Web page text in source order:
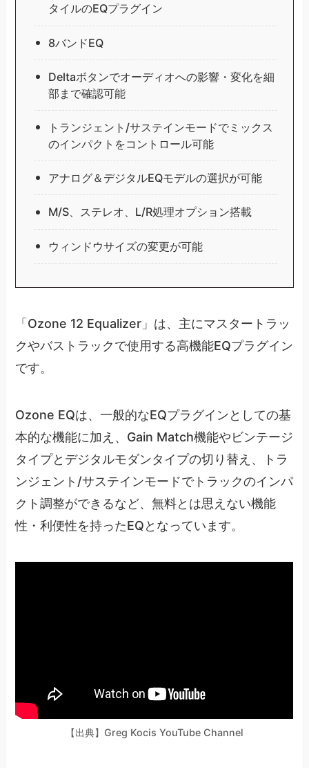
タイルのEQプラグイン
8バンドEQ
Deltaボタンでオーディオへの影響・変化を細
部まで確認可能
トランジェント/サステインモードでミックス
のインパクトをコントロール可能
アナログ＆デジタルEQモデルの選択が可能
M/S、ステレオ、L/R処理オプション搭載
ウィンドウサイズの変更が可能
「Ozone 12 Equalizer」は、主にマスタートラッ
クやバストラックで使用する高機能EQプラグイン
です。
Ozone EQは、一般的なEQプラグインとしての基
本的な機能に加え、Gain Match機能やビンテージ
タイプとデジタルモダンタイプの切り替え、トラ
ンジェント/サステインモードでトラックのインパ
クト調整ができるなど、無料とは思えない機能
性・利便性を持ったEQとなっています。
【出典】Greg Kocis YouTube Channel